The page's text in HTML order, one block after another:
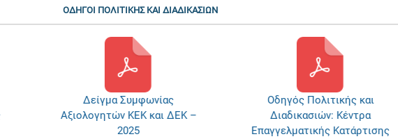
ΟΔΗΓΟΙ ΠΟΛΙΤΙΚΗΣ ΚΑΙ ΔΙΑΔΙΚΑΣΙΩΝ
Δείγμα Συμφωνίας
Αξιολογητών ΚΕΚ και ΔΕΚ –
2025
Οδηγός Πολιτικής και
Διαδικασιών: Κέντρα
Επαγγελματικής Κατάρτισης